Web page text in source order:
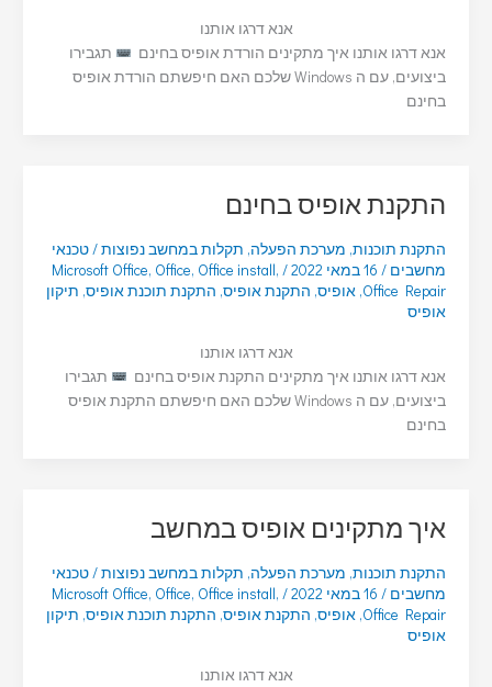
אנא דרגו אותנו
אנא דרגו אותנו איך מתקינים הורדת אופיס בחינם
תגבירו
ביצועים, עם ה Windows שלכם האם חיפשתם הורדת אופיס
בחינם
התקנת אופיס בחינם
התקנת תוכנות, מערכת הפעלה, תקלות במחשב נפוצות/טכנאי
מחשבים / 16 במאי 2022 /
Microsoft Office, Office, Office install,
Office Repair
, אופיס, התקנת אופיס, התקנת תוכנת אופיס, תיקון
אופיס
אנא דרגו אותנו
אנא דרגו אותנו איך מתקינים התקנת אופיס בחינם
תגבירו
ביצועים, עם ה Windows שלכם האם חיפשתם התקנת אופיס
בחינם
איך מתקינים אופיס במחשב
התקנת תוכנות, מערכת הפעלה, תקלות במחשב נפוצות/טכנאי
מחשבים / 16 במאי 2022 /
Microsoft Office, Office, Office install,
Office Repair
, אופיס, התקנת אופיס, התקנת תוכנת אופיס, תיקון
אופיס
אנא דרגו אותנו